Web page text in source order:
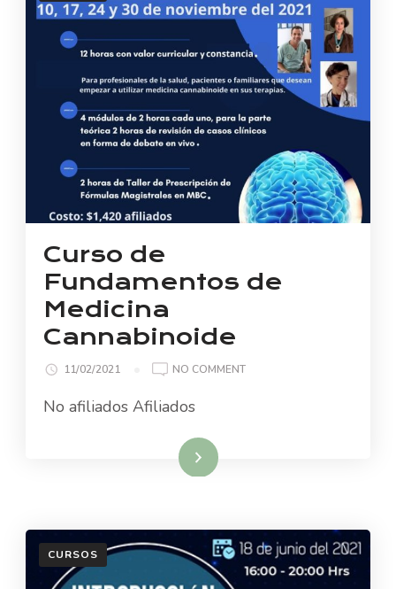
Curso de
Fundamentos de
Medicina
Cannabinoide
11/02/2021 NO COMMENTON
No afiliados Afiliados
Read More
CURSOS